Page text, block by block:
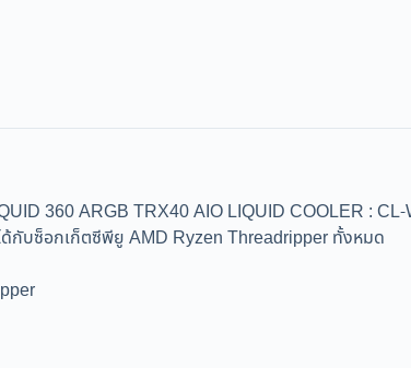
360 ARGB TRX40 AIO LIQUID COOLER :
ด้กับซ็อกเก็ตซีพียู AMD Ryzen Threadripper ทั้งหมด